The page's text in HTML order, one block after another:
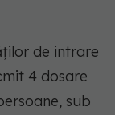
de intrare
4 dosare
sub